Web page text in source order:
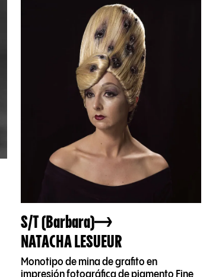
S/T (Barbara)
NATACHA LESUEUR
Monotipo de mina de grafito en
impresión fotográfica de pigmento Fine